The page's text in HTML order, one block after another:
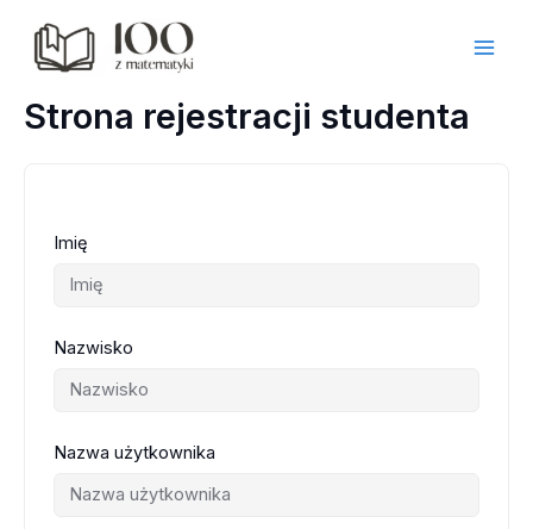
treści
Strona rejestracji studenta
Imię
Nazwisko
Nazwa użytkownika